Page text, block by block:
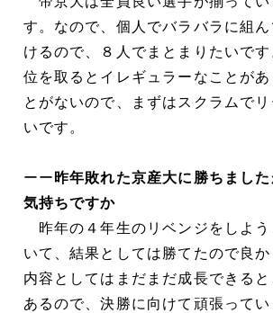
す。なので、個人でバラバラに組
けるので、８人でまとまりたいで
位を取るとイレギュラーなことが
とがないので、まずはスクラムで
いです。
ーー昨年敗れた京産大に勝ちまし
気持ちですか
昨年の４年生のリベンジをしよう
いて、結果としては勝てたので良か
内容としてはまだまだ成長できる
あるので、決勝に向けて頑張って